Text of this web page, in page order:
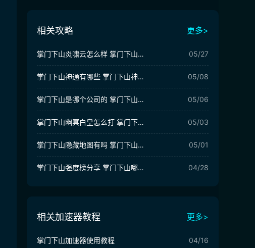
相关攻略 更多>
掌门下山炎啸云怎么样 掌门下山炎啸云强度分析 05/27
掌门下山神通有哪些 掌门下山神通推荐 05/08
掌门下山是哪个公司的 掌门下山游戏制作公司介绍 05/06
掌门下山幽冥白皇怎么打 掌门下山幽冥白皇战斗技巧介绍 05/03
掌门下山隐藏地图有吗 掌门下山隐藏地图介绍 05/01
掌门下山强度榜分享 掌门下山哪些伙伴厉害 04/28
相关加速器教程 更多>
掌门下山加速器使用教程 04/16